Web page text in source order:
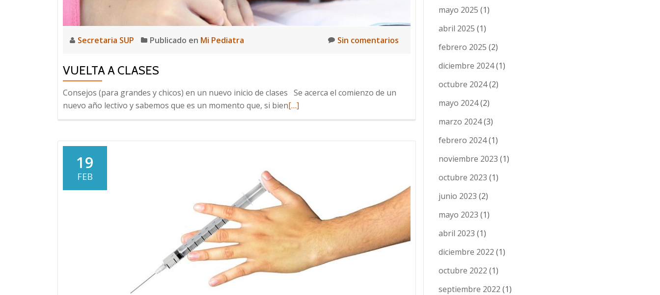
Secretaria SUP Publicado en Mi Pediatra Sin comentarios
VUELTA A CLASES
Consejos (para grandes y chicos) en un nuevo inicio de clases Se acerca el comienzo de un
nuevo año lectivo y sabemos que es un momento que, si bienLeer
[…]
19
FEB
mayo 2025 (1)
abril 2025 (1)
febrero 2025 (2)
diciembre 2024(1)
octubre 2024(2)
mayo 2024(2)
marzo 2024(3)
febrero 2024(1)
noviembre 2023 (1)
octubre 2023 (1)
junio 2023 (2)
mayo 2023 (1)
abril 2023 (1)
diciembre 2022 (1)
octubre 2022 (1)
septiembre 2022 (1)